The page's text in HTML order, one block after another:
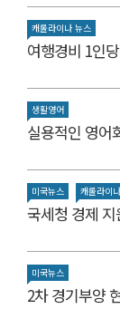
캐롤라이나 뉴스
여행경비 1인
생활영어
실용적인 영어
미국뉴스 캐롤라이나
국세청 경제
미국뉴스
2차 경기부양